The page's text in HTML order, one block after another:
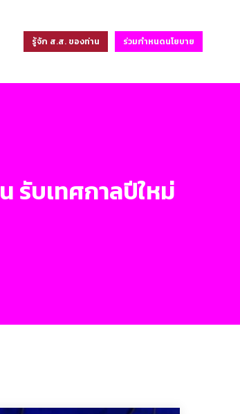
รู้จัก ส.ส. ของท่าน ร่วมกำหนดนโยบาย
รับเทศกาลปีใหม่